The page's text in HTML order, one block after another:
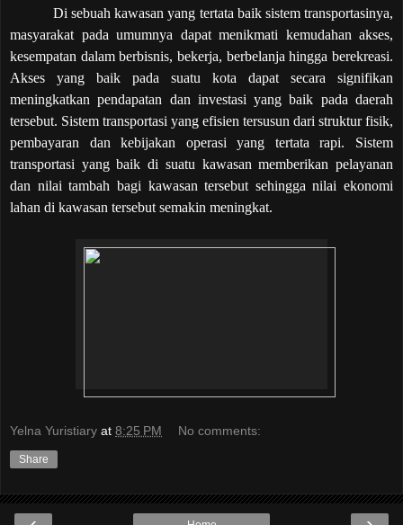
Di sebuah kawasan yang tertata baik sistem transportasinya,
masyarakat pada umumnya dapat menikmati kemudahan akses,
kesempatan dalam berbisnis, bekerja, berbelanja hingga berekreasi.
Akses yang baik pada suatu kota dapat secara signifikan
meningkatkan pendapatan dan investasi yang baik pada daerah
tersebut. Sistem transportasi yang efisien tersusun dari struktur fisik,
pembayaran dan kebijakan operasi yang tertata rapi. Sistem
transportasi yang baik di suatu kawasan memberikan pelayanan
dan nilai tambah bagi kawasan tersebut sehingga nilai ekonomi
lahan di kawasan tersebut semakin meningkat.
Yelna Yuristiary at 8:25 PM No comments:
Share